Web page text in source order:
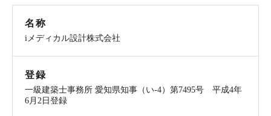
名称
iメディカル設計株式会社
登録
一級建築士事務所 愛知県知事（い-4）第7495号 平成4年
6月2日登録